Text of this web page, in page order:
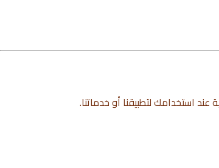
استخدامك لتطبيقنا أو خدماتنا.